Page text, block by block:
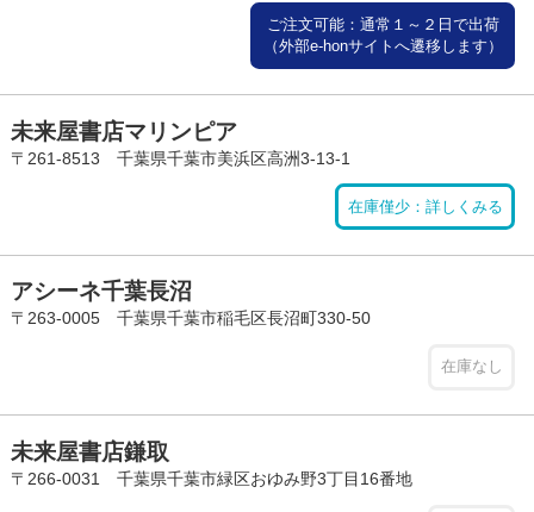
ご注文可能：通常１～２日で出荷
（外部e-honサイトへ遷移します）
未来屋書店マリンピア
〒261-8513 千葉県千葉市美浜区高洲3-13-1
在庫僅少：詳しくみる
アシーネ千葉長沼
〒263-0005 千葉県千葉市稲毛区長沼町330-50
在庫なし
未来屋書店鎌取
〒266-0031 千葉県千葉市緑区おゆみ野3丁目16番地